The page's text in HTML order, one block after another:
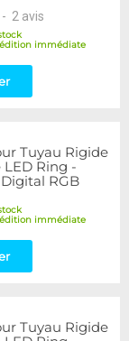
- 2 avis
immédiate
Tuyau Rigide
Ring -
RGB
immédiate
Tuyau Rigide